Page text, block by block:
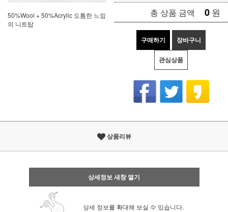
50%Wool + 50%Acrylic 도톰한 느낌
의 니트탑
총 상품 금액 0 원
구매하기 장바구니
관심상품
상품리뷰
상세정보 새창 열기
상세 정보를 확대해 보실 수 있습니다.